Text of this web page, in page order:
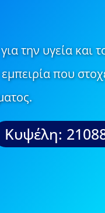
την υγεία
που
Κυψέλη: